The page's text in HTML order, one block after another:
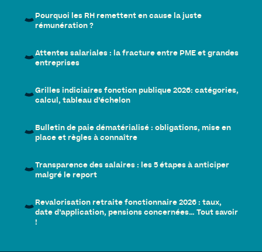
Pourquoi les RH remettent en cause la juste
rémunération ?
Attentes salariales : la fracture entre PME et grandes
entreprises
Grilles indiciaires fonction publique 2026: catégories,
calcul, tableau d’échelon
Bulletin de paie dématérialisé : obligations, mise en
place et règles à connaître
Transparence des salaires : les 5 étapes à anticiper
malgré le report
Revalorisation retraite fonctionnaire 2026 : taux,
date d’application, pensions concernées… Tout savoir
!